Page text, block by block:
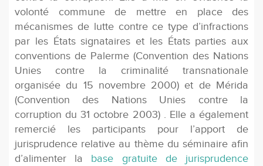
volonté commune de mettre en place des
mécanismes de lutte contre ce type d’infractions
par les États signataires et les États parties aux
conventions de Palerme (Convention des Nations
Unies contre la criminalité transnationale
organisée du 15 novembre 2000) et de Mérida
(Convention des Nations Unies contre la
corruption du 31 octobre 2003) . Elle a également
remercié les participants pour l’apport de
jurisprudence relative au thème du séminaire aﬁn
d’alimenter la base gratuite de jurisprudence